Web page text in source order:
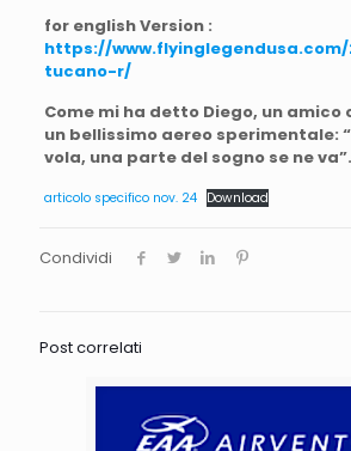
for english Version :
https://www.flyinglegendusa.com/
tucano-r/
Come mi ha detto Diego, un
un bellissimo aereo sperimentale:
vola, una parte del sogno se ne
articolo specifico nov. 24 Download
Condividi
Post correlati